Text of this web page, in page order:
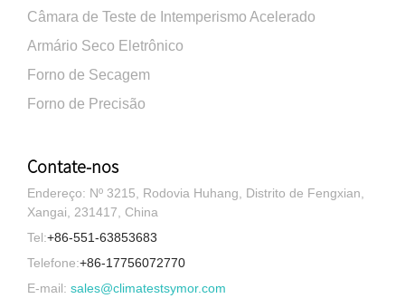
Câmara de Teste de Intemperismo Acelerado
Armário Seco Eletrônico
Forno de Secagem
Forno de Precisão
Contate-nos
Endereço: Nº 3215, Rodovia Huhang, Distrito de Fengxian,
Xangai, 231417, China
Tel:+86-551-63853683
Telefone:+86-17756072770
E-mail: sales@climatestsymor.com